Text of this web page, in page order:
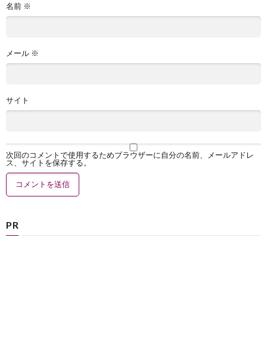
名前 ※
メール ※
サイト
次回のコメントで使用するためブラウザーに自分の名前、メールアドレ
ス、サイトを保存する。
PR